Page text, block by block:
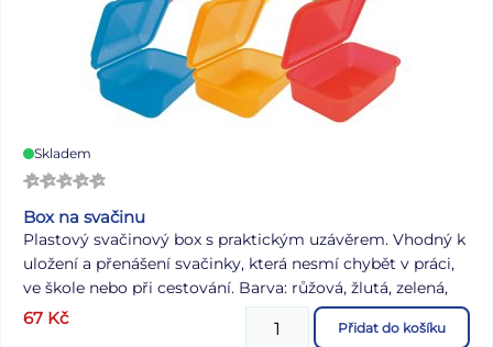
Skladem
Box na svačinu
Plastový svačinový box s praktickým uzávěrem. Vhodný k
uložení a přenášení svačinky, která nesmí chybět v práci,
ve škole nebo při cestování. Barva: růžová, žlutá, zelená,
modrá, oranžová, červená Dodáváme v mixu po 6 ks dle
skladové zásoby. Uvedená cena je za 1 ks.
67 Kč Přidat do košíku